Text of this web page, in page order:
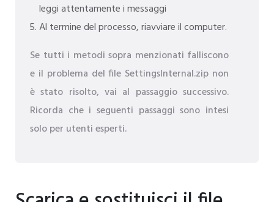
leggi attentamente i messaggi
Al termine del processo, riavviare il computer.
Se tutti i metodi sopra menzionati falliscono
e il problema del file SettingsInternal.zip non
è stato risolto, vai al passaggio successivo.
Ricorda che i seguenti passaggi sono intesi
solo per utenti esperti.